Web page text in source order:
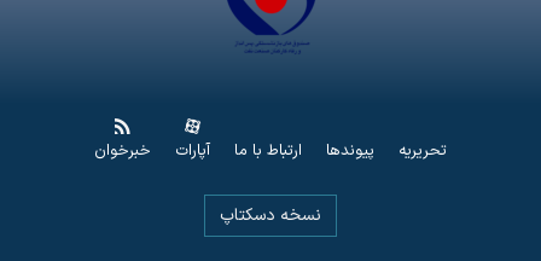
تحریریه پیوندها ارتباط با ما آپارات خبرخوان
نسخه دسکتاپ